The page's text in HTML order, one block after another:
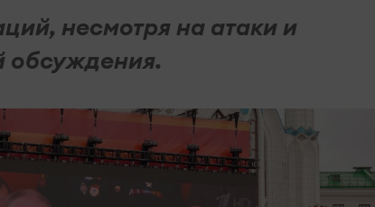
несмотря на атаки и
обсуждения.